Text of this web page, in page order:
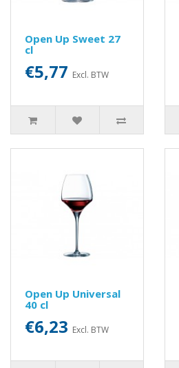
Open Up Sweet 27
cl
€5,77 Excl. BTW
Open Up Universal
40 cl
€6,23 Excl. BTW